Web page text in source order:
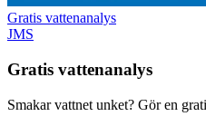
Gratis vattenanalys
JMS
Gratis vattenanalys
Smakar vattnet unket? Gör en